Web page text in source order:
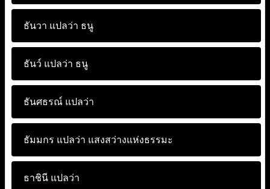
ธันวา แปลว่า ธนู
ธันว์ แปลว่า ธนู
ธันศธรณ์ แปลว่า
ธัมมกร แปลว่า แสงสว่างแห่งธรรมะ
ธาชินี แปลว่า